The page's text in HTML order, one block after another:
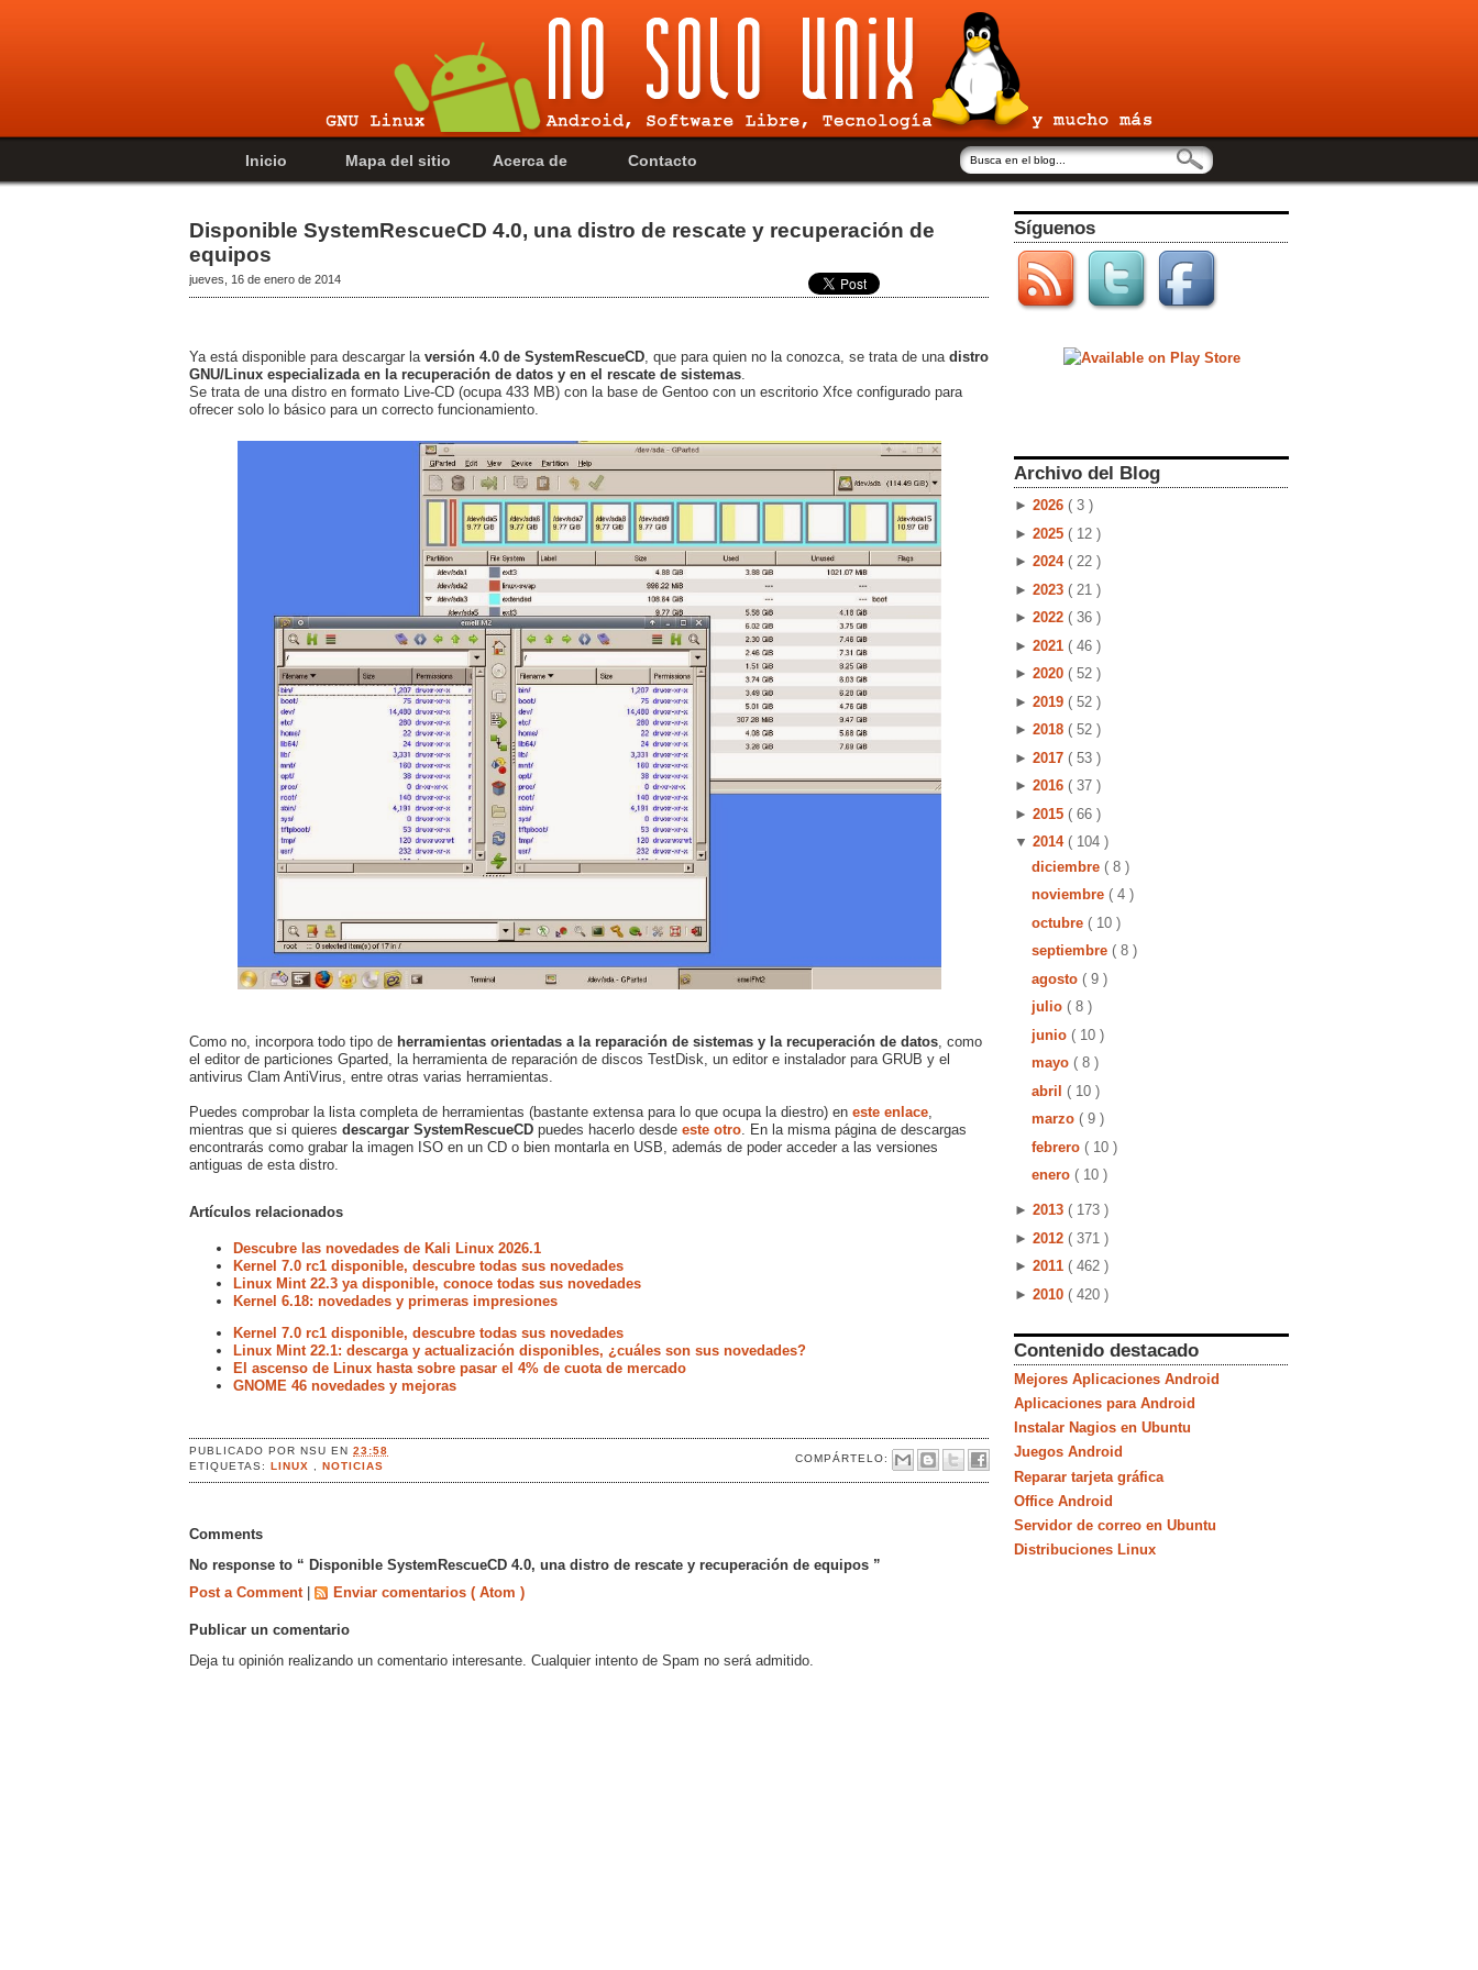
Inicio Mapa del sitio Acerca de Contacto
Disponible SystemRescueCD 4.0, una distro de rescate y recuperación de
equipos
jueves, 16 de enero de 2014
Ya está disponible para descargar la versión 4.0 de SystemRescueCD , que para quien no la conozca, se trata de una distro
GNU/Linux especializada en la recuperación de datos y en el rescate de sistemas
Se trata de una distro en formato Live-CD (ocupa 433 MB) con la base de Gentoo con un escritorio Xfce configurado para
ofrecer solo lo básico para un correcto funcionamiento.
Como no, incorpora todo tipo de herramientas orientadas a la reparación de sistemas y la recuperación de datos , como
el editor de particiones Gparted, la herramienta de reparación de discos TestDisk, un editor e instalador para GRUB y el
antivirus Clam AntiVirus, entre otras varias herramientas.
Puedes comprobar la lista completa de herramientas (bastante extensa para lo que ocupa la diestro) en este enlace
mientras que si quieres descargar SystemRescueCD puedes hacerlo desde este otro . En la misma página de descargas
encontrarás como grabar la imagen ISO en un CD o bien montarla en USB, además de poder acceder a las versiones
antiguas de esta distro.
Artículos relacionados
Descubre las novedades de Kali Linux 2026.1
Kernel 7.0 rc1 disponible, descubre todas sus novedades
Linux Mint 22.3 ya disponible, conoce todas sus novedades
Kernel 6.18: novedades y primeras impresiones
Kernel 7.0 rc1 disponible, descubre todas sus novedades
Linux Mint 22.1: descarga y actualización disponibles, ¿cuáles son sus novedades?
El ascenso de Linux hasta sobre pasar el 4% de cuota de mercado
GNOME 46 novedades y mejoras
PUBLICADO PORNSUEN23:58
COMPÁRTELO:
ETIQUETAS:LINUX ,NOTICIAS
Comments
No response to “ Disponible SystemRescueCD 4.0, una distro de rescate y recuperación de equipos ”
Post a Comment
Enviar comentarios ( Atom )
Publicar un comentario
Deja tu opinión realizando un comentario interesante. Cualquier intento de Spam no será admitido.
Síguenos
Archivo del Blog
► 2026 ( 3 )
► 2025 ( 12 )
► 2024 ( 22 )
► 2023 ( 21 )
► 2022 ( 36 )
► 2021 ( 46 )
► 2020 ( 52 )
► 2019 ( 52 )
► 2018 ( 52 )
► 2017 ( 53 )
► 2016 ( 37 )
► 2015 ( 66 )
▼ 2014 ( 104 )
diciembre ( 8 )
noviembre ( 4 )
octubre ( 10 )
septiembre ( 8 )
agosto ( 9 )
julio ( 8 )
junio ( 10 )
mayo ( 8 )
abril ( 10 )
marzo ( 9 )
febrero ( 10 )
enero ( 10 )
► 2013 ( 173 )
► 2012 ( 371 )
► 2011 ( 462 )
► 2010 ( 420 )
Contenido destacado
Mejores Aplicaciones Android
Aplicaciones para Android
Instalar Nagios en Ubuntu
Juegos Android
Reparar tarjeta gráfica
Office Android
Servidor de correo en Ubuntu
Distribuciones Linux